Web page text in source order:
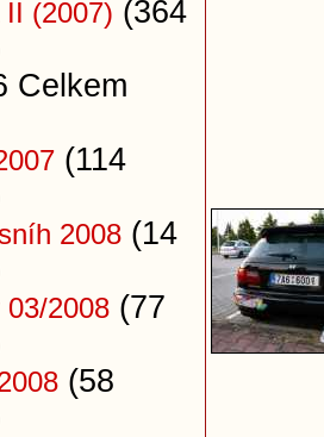
(2007) (364
Celkem
(114
2008 (14
03/2008 (77
(58